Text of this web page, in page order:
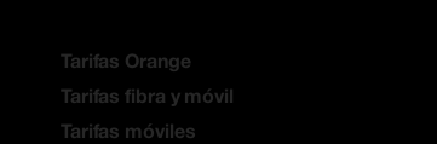
Tarifas Orange
Tarifas fibra y móvil
Tarifas móviles